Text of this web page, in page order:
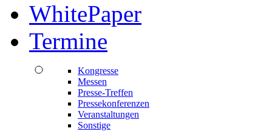
WhitePaper
Termine
Kongresse
Messen
Presse-Treffen
Pressekonferenzen
Veranstaltungen
Sonstige